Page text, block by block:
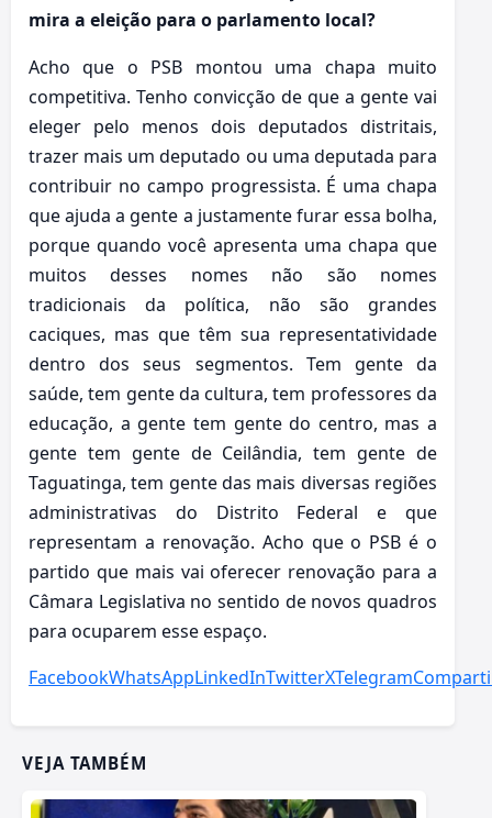
mira a eleição para o parlamento local?
Acho que o PSB montou uma chapa muito
competitiva. Tenho convicção de que a gente vai
eleger pelo menos dois deputados distritais,
trazer mais um deputado ou uma deputada para
contribuir no campo progressista. É uma chapa
que ajuda a gente a justamente furar essa bolha,
porque quando você apresenta uma chapa que
muitos desses nomes não são nomes
tradicionais da política, não são grandes
caciques, mas que têm sua representatividade
dentro dos seus segmentos. Tem gente da
saúde, tem gente da cultura, tem professores da
educação, a gente tem gente do centro, mas a
gente tem gente de Ceilândia, tem gente de
Taguatinga, tem gente das mais diversas regiões
administrativas do Distrito Federal e que
representam a renovação. Acho que o PSB é o
partido que mais vai oferecer renovação para a
Câmara Legislativa no sentido de novos quadros
para ocuparem esse espaço.
FacebookWhatsAppLinkedInTwitterXTelegram
VEJA TAMBÉM